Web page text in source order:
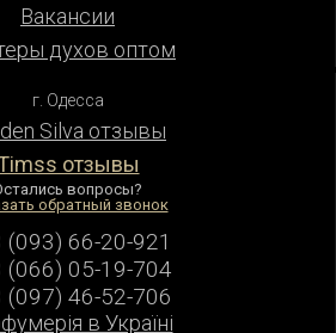
Вакансии
духов оптом
г. Одесса
Silva отзывы
отзывы
вопросы?
обратный звонок
(093) 66-20-921
(066) 05-19-704
(097) 46-52-706
в Українi